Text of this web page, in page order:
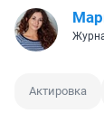
Актировка